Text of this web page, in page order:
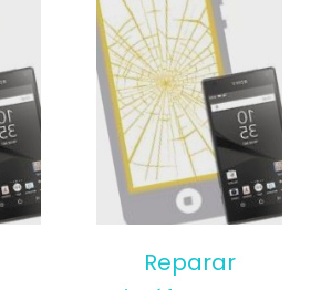
Reparar